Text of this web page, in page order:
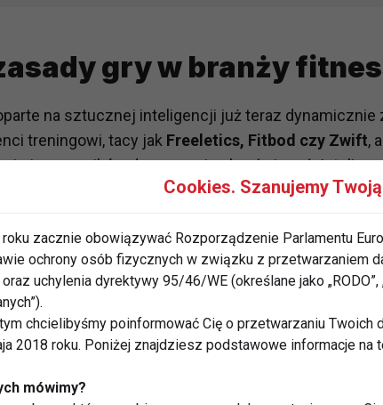
gry w branży
na sztucznej inteligencji już teraz dynamicznie
treningowi, tacy jak Freeletics, Fitbod czy Zwift,
jego wyników dopasowują plan ćwiczeń.
dane o tętnie, poziomie stresu, jakości snu i
informacje, sugerując optymalne rozwiązania.
do profesjonalnych wskazówek jest łatwiejszy
nie tylko układają plany treningowe, ale też
użytkownika na podstawie nagrań wideo czy
zastąpić trenerów w roli diagnostów, wykrywając
rehabilitacyjne.
Cookies. Szanujemy
zacznie obowiązywać Rozporządzenie Parlamentu
ochrony osób fizycznych w związku z przetwarzaniem
uchylenia dyrektywy 95/46/WE (określane jako „RODO”,
chcielibyśmy poinformować Cię o przetwarzaniu Twoich
2018 roku. Poniżej znajdziesz podstawowe informacje na
mówimy?